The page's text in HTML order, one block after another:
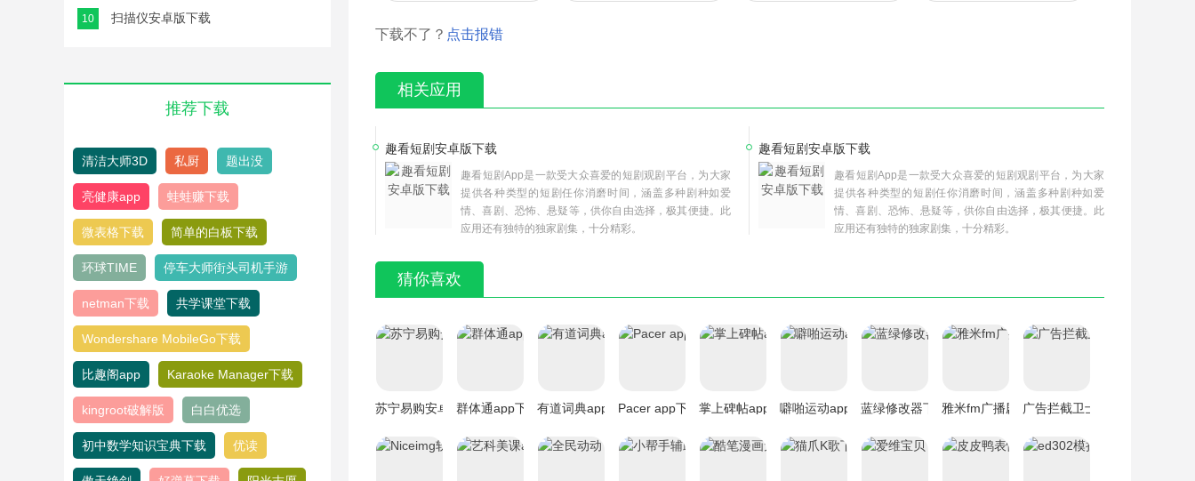
10 扫描仪安卓版下载
推荐下载
清洁大师3D 私厨 题出没
亮健康app 蛙蛙赚下载
微表格下载 简单的白板下载
环球TIME 停车大师街头司机手游
netman下载 共学课堂下载
Wondershare MobileGo下载
比趣阁app Karaoke Manager下载
kingroot破解版 白白优选
初中数学知识宝典下载 优读
下载不了？ 点击报错
相关应用
趣看短剧安卓版下载
趣看短剧App是一款受大众喜爱的短剧观剧平台，为大家
提供各种类型的短剧任你消磨时间，涵盖多种剧种如爱
情、喜剧、恐怖、悬疑等，供你自由选择，极其便捷。此
应用还有独特的独家剧集，十分精彩。
趣看短剧安卓版下载
趣看短剧App是一款受大众喜爱的短剧观剧平台，为大家
提供各种类型的短剧任你消磨时间，涵盖多种剧种如爱
情、喜剧、恐怖、悬疑等，供你自由选择，极其便捷。此
应用还有独特的独家剧集，十分精彩。
猜你喜欢
苏宁易购安卓版下载群体通app下载有道词典app下载Pacer app下载掌上碑帖app 噼啪运动app下载蓝绿修改器下载雅米fm广播剧下载广告拦截卫士下载